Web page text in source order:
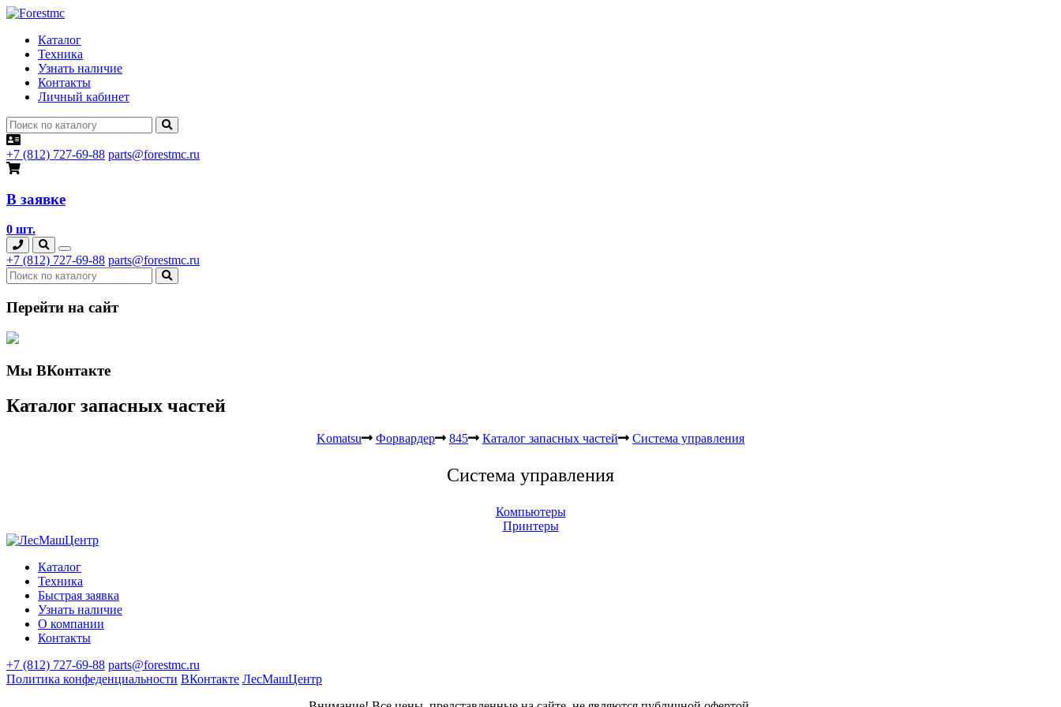
Каталог
Техника
Узнать наличие
Контакты
Личный кабинет
+7 (812) 727-69-88 parts@forestmc.ru
В заявке
0 шт.
+7 (812) 727-69-88 parts@forestmc.ru
Перейти на сайт
Мы ВКонтакте
Каталог запасных частей
Komatsu Форвардер 845 Каталог запасных частей Система управления
Система управления
Компьютеры
Принтеры
Каталог
Техника
Быстрая заявка
Узнать наличие
О компании
Контакты
+7 (812) 727-69-88 parts@forestmc.ru
Политика конфеденциальности ВКонтакте ЛесМашЦентр